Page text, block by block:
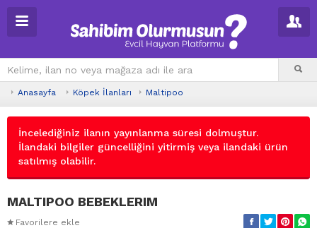
Anasayfa Köpek İlanları Maltipoo
İncelediğiniz ilanın yayınlanma süresi dolmuştur.
İlandaki bilgiler güncelliğini yitirmiş veya ilandaki ürün
satılmış olabilir.
MALTIPOO BEBEKLERIM
Favorilere ekle